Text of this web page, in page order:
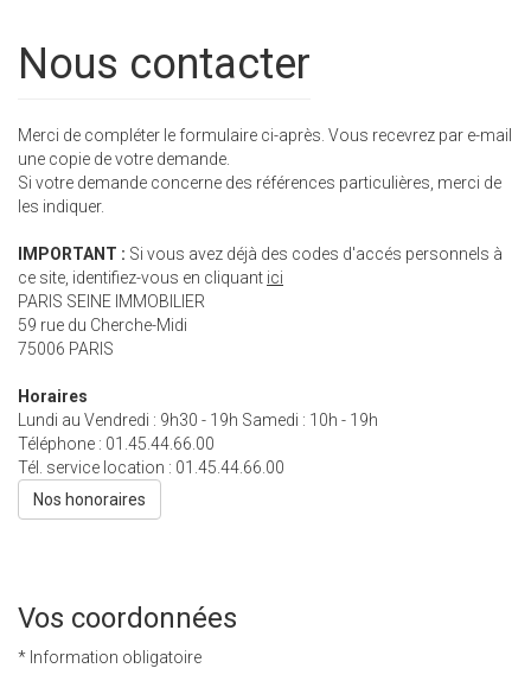
Nous contacter
Merci de compléter le formulaire ci-après. Vous recevrez par e-mail
une copie de votre demande.
Si votre demande concerne des références particulières, merci de
les indiquer.
IMPORTANT : Si vous avez déjà des codes d'accés personnels à
ce site, identifiez-vous en cliquant ici
PARIS SEINE IMMOBILIER
59 rue du Cherche-Midi
75006 PARIS
Horaires
Lundi au Vendredi : 9h30 - 19h Samedi : 10h - 19h
Téléphone : 01.45.44.66.00
Tél. service location : 01.45.44.66.00
Nos honoraires
Vos coordonnées
* Information obligatoire